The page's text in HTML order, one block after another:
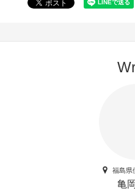
福島県
亀